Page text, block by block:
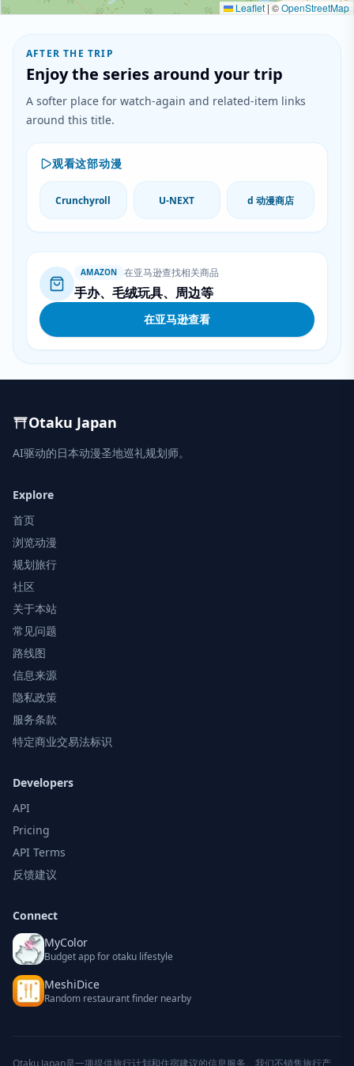
Leaflet | ©OpenStreetMap
AFTER THE TRIP
Enjoy the series around your trip
A softer place for watch-again and related-item links
around this title.
观看这部动漫
Crunchyroll U-NEXT d 动漫商店
AMAZON 在亚马逊查找相关商品
手办、毛绒玩具、周边等
在亚马逊查看
Otaku Japan
AI驱动的日本动漫圣地巡礼规划师。
Explore
首页
浏览动漫
规划旅行
社区
关于本站
常见问题
路线图
信息来源
隐私政策
服务条款
特定商业交易法标识
Developers
API
Pricing
API Terms
反馈建议
Connect
MyColor
Budget app for otaku lifestyle
MeshiDice
Random restaurant finder nearby
Otaku Japan是一项提供旅行计划和住宿建议的信息服务。我们不销售旅行产